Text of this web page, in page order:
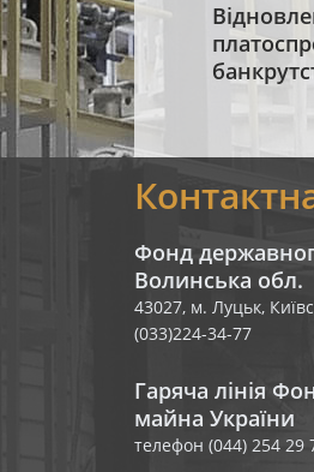
Фонд
Волинська обл.
43027, м. Луцьк,
(033)224-34-77
Гаряча лінія
майна України
телефон (044) 254 29